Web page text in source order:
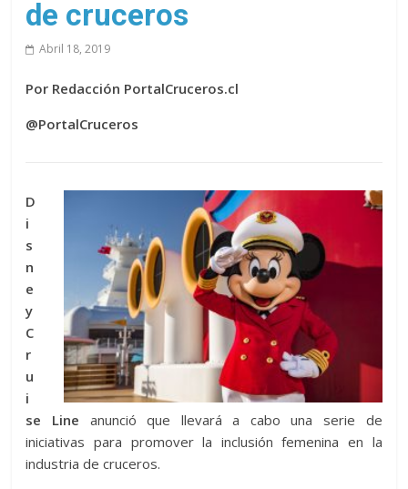
de cruceros
Abril 18, 2019
Por Redacción PortalCruceros.cl
@PortalCruceros
D
i
s
n
e
y
C
r
u
i
se Line anunció que llevará a cabo una serie de
iniciativas para promover la inclusión femenina en la
industria de cruceros.